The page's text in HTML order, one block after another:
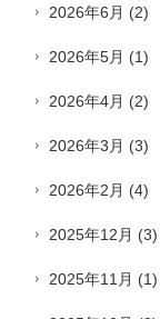
2026年6月 (2)
2026年5月 (1)
2026年4月 (2)
2026年3月 (3)
2026年2月 (4)
2025年12月 (3)
2025年11月 (1)